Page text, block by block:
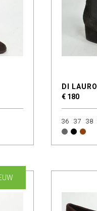
DI LAURO
€ 180
36 37 38